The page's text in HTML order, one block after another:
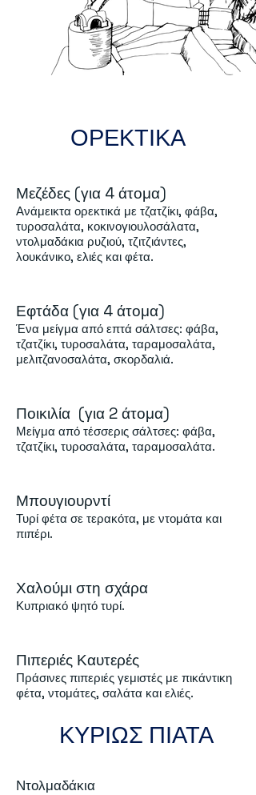
ΟΡΕΚΤΙΚΑ
Μεζέδες (για 4 άτομα)
Ανάμεικτα ορεκτικά με τζατζίκι, φάβα,
τυροσαλάτα, κοκινογιουλοσάλατα,
ντολμαδάκια ρυζιού, τζιτζιάντες,
λουκάνικο, ελιές και φέτα.
Εφτάδα (για 4 άτομα)
Ένα μείγμα από επτά σάλτσες: φάβα,
τζατζίκι, τυροσαλάτα, ταραμοσαλάτα,
μελιτζανοσαλάτα, σκορδαλιά.
Ποικιλία (για 2 άτομα)
Μείγμα από τέσσερις σάλτσες: φάβα,
τζατζίκι, τυροσαλάτα, ταραμοσαλάτα.
Μπουγιουρντί
Τυρί φέτα σε τερακότα, με ντομάτα και
πιπέρι.
Χαλούμι στη σχάρα
Κυπριακό ψητό τυρί.
Πιπεριές Καυτερές
Πράσινες πιπεριές γεμιστές με πικάντικη
φέτα, ντομάτες, σαλάτα και ελιές.
ΚΥΡΙΩΣ ΠΙΑΤΑ
Ντολμαδάκια